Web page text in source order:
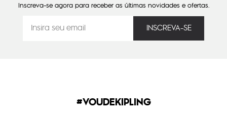
Inscreva-se agora para receber as últimas novidades e ofertas.
#VOUDEKIPLING